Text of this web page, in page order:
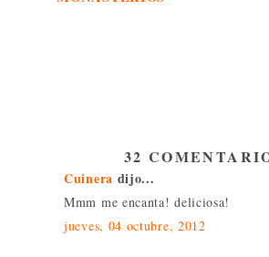
32
Cuinera dijo...
Mmm me encanta! deliciosa!
jueves, 04 octubre, 2012